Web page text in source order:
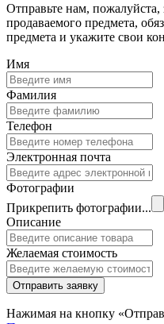
Отправьте нам,
продаваемого предмета,
предмета и укажите свои
Имя
Фамилия
Телефон
Электронная почта
Фотографии
Прикрепить фотографии...
Описание
Желаемая стоимость
Отправить заявку
Нажимая на кнопку